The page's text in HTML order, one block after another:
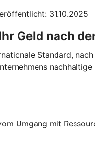
31.10.2025
Geld nach
Standard,
Umgang mit